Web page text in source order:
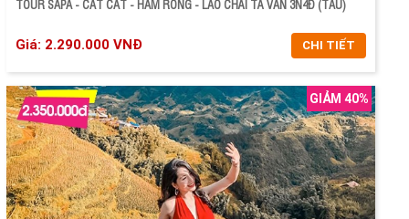
CHI TIẾT
ĐẶT TOUR
TOUR SAPA - CÁT CÁT - HÀM RỒNG - LAO CHẢI TẢ VAN 3N4Đ (TÀU)
Giá: 2.290.000 VNĐ CHI TIẾT
GIẢM 40%